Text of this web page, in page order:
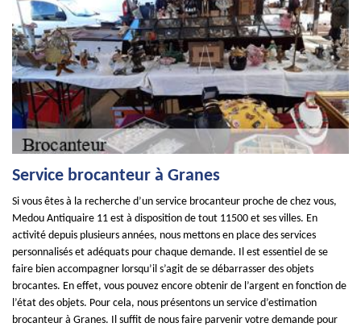
Service brocanteur à Granes
Si vous êtes à la recherche d’un service brocanteur proche de chez vous,
Medou Antiquaire 11 est à disposition de tout 11500 et ses villes. En
activité depuis plusieurs années, nous mettons en place des services
personnalisés et adéquats pour chaque demande. Il est essentiel de se
faire bien accompagner lorsqu’il s’agit de se débarrasser des objets
brocantes. En effet, vous pouvez encore obtenir de l’argent en fonction de
l’état des objets. Pour cela, nous présentons un service d’estimation
brocanteur à Granes. Il suffit de nous faire parvenir votre demande pour